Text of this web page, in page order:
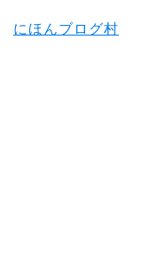
にほんブログ村